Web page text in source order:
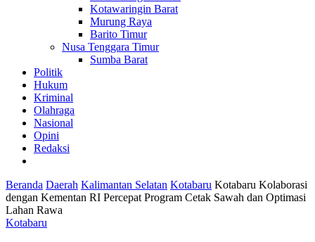
Kotawaringin Barat
Murung Raya
Barito Timur
Nusa Tenggara Timur
Sumba Barat
Politik
Hukum
Kriminal
Olahraga
Nasional
Opini
Redaksi
Beranda Daerah Kalimantan Selatan Kotabaru Kotabaru Kolaborasi
dengan Kementan RI Percepat Program Cetak Sawah dan Optimasi
Lahan Rawa
Kotabaru